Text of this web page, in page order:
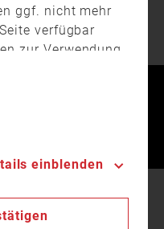
ggf. nicht mehr
verfügbar
zur Verwendung
Daten
einblenden
unserer Webseite.